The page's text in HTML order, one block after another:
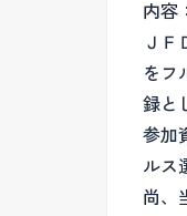
内容：
ＪＦ
をフ
録と
参加
ルス
尚、